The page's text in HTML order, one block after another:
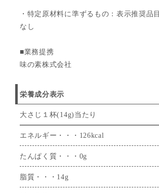
・特定原材料に準ずるもの：表示推奨品目
なし
■業務提携
味の素株式会社
栄養成分表示
大さじ１杯(14g)当たり
エネルギー・・・126kcal
たんぱく質・・・0g
脂質・・・14g